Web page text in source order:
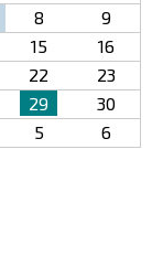
8
9
15
16
22
23
29
30
5 6